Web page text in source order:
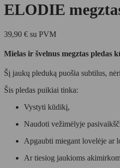
ELODIE
39,90 € su PVM
Mielas ir švelnus megztas pledas
Šį jaukų pleduką puošia subtilus,
Šis pledas puikiai tinka:
Vystyti kūdikį,
Naudoti vežimėlyje
Apgaubti miegant lovelėje ar
Ar tiesiog jaukioms